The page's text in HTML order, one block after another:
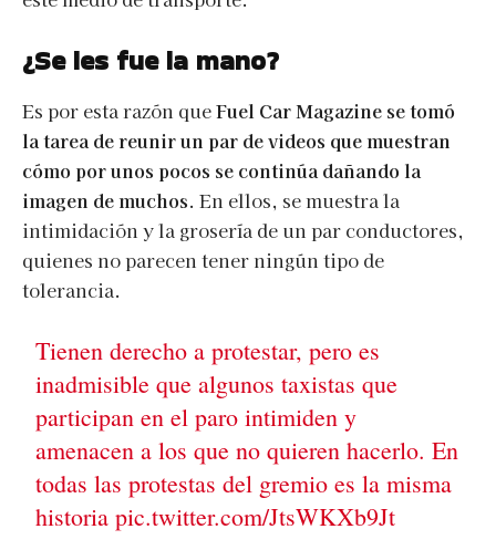
¿Se les fue la mano?
Es por esta razón queFuel Car Magazine se tomó
la tarea de reunir un par de videos que muestran
cómo por unos pocos se continúa dañando la
imagen de muchos. En ellos, se muestra la
intimidación y la grosería de un par conductores,
quienes no parecen tener ningún tipo de
tolerancia.
Tienen derecho a protestar, pero es
inadmisible que algunos taxistas que
participan en el paro intimiden y
amenacen a los que no quieren hacerlo. En
todas las protestas del gremio es la misma
historiapic.twitter.com/JtsWKXb9Jt